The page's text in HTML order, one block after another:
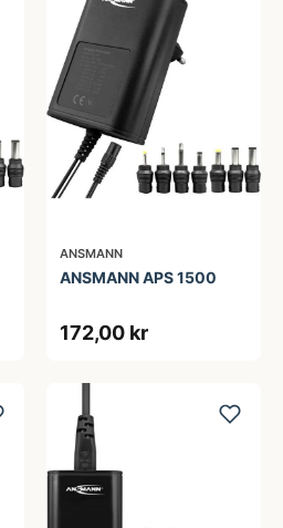
ANSMANN
ANSMANN APS 1500
172,00 kr